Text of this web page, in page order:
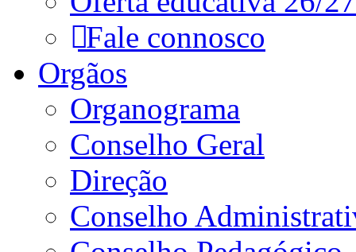
Fale connosco
Orgãos
Organograma
Conselho Geral
Direção
Conselho